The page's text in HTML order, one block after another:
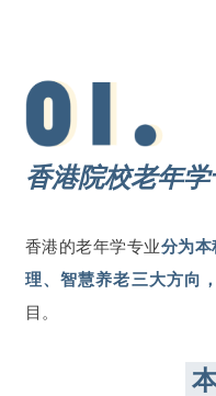
香港院校老年
香港的老年学专业分为本
理、智慧养老三大方向
目。